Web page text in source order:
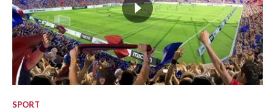
SPORT